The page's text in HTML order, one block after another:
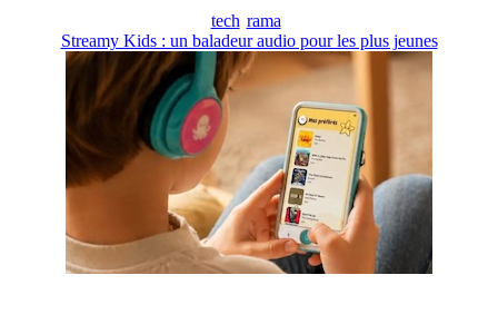
tech rama
Streamy Kids : un baladeur audio pour les plus jeunes